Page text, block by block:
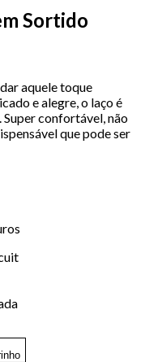
Sortido
aquele toque
e alegre, o laço é
confortável, não
que pode ser